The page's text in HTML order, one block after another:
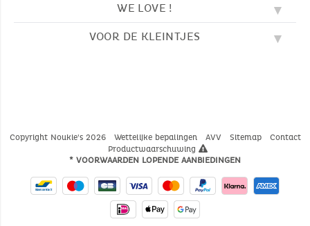
CONTACTEER ONS
AVV
ONZE WAARDEN
ONS VERHAAL
WE LOVE !
BORDUURWERK
VOOR DE KLEINTJES
Copyright Noukie's 2026 Wettelijke bepalingen AVV Sitemap
Contact
Productwaarschuwing
* VOORWAARDEN LOPENDE AANBIEDINGEN